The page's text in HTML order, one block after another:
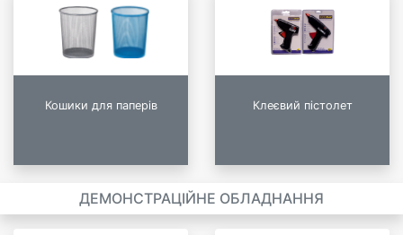
Кошики для паперів Клеєвий пістолет
ДЕМОНСТРАЦІЙНЕ ОБЛАДНАННЯ